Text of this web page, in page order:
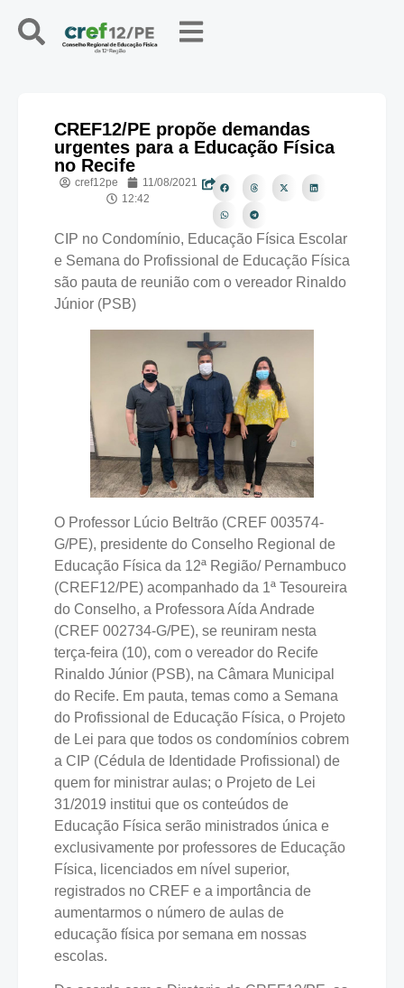
CREF12/PE propõe demandas
urgentes para a Educação Física
no Recife
cref12pe
11/08/2021
12:42
CIP no Condomínio, Educação Física Escolar
e Semana do Profissional de Educação Física
são pauta de reunião com o vereador Rinaldo
Júnior (PSB)
O Professor Lúcio Beltrão (CREF 003574-
G/PE), presidente do Conselho Regional de
Educação Física da 12ª Região/ Pernambuco
(CREF12/PE) acompanhado da 1ª Tesoureira
do Conselho, a Professora Aída Andrade
(CREF 002734-G/PE), se reuniram nesta
terça-feira (10), com o vereador do Recife
Rinaldo Júnior (PSB), na Câmara Municipal
do Recife. Em pauta, temas como a Semana
do Profissional de Educação Física, o Projeto
de Lei para que todos os condomínios cobrem
a CIP (Cédula de Identidade Profissional) de
quem for ministrar aulas; o Projeto de Lei
31/2019 institui que os conteúdos de
Educação Física serão ministrados única e
exclusivamente por professores de Educação
Física, licenciados em nível superior,
registrados no CREF e a importância de
aumentarmos o número de aulas de
educação física por semana em nossas
escolas.